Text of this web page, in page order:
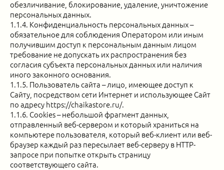
обезличивание, блокирование, удаление, уничтожение
персональных данных.
1.1.4. Конфиденциальность персональных данных –
обязательное для соблюдения Оператором или иным
получившим доступ к персональным данным лицом
требование не допускать их распространения без
согласия субъекта персональных данных или наличия
иного законного основания.
1.1.5. Пользователь сайта – лицо, имеющее доступ к
Сайту, посредством сети Интернет и использующее Сайт
по адресу https://chaikastore.ru/.
1.1.6. Cookies – небольшой фрагмент данных,
отправленный веб-сервером и который храниться на
компьютере пользователя, который веб-клиент или веб-
браузер каждый раз пересылает веб-серверу в HTTP-
запросе при попытке открыть страницу
соответствующего сайта.